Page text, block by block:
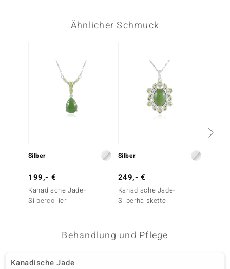
Ähnlicher Schmuck
Silber
199,- €
Kanadische Jade-
Silbercollier
Silber
249,- €
Kanadische Jade-
Silberhalskette
Behandlung und Pflege
Kanadische Jade